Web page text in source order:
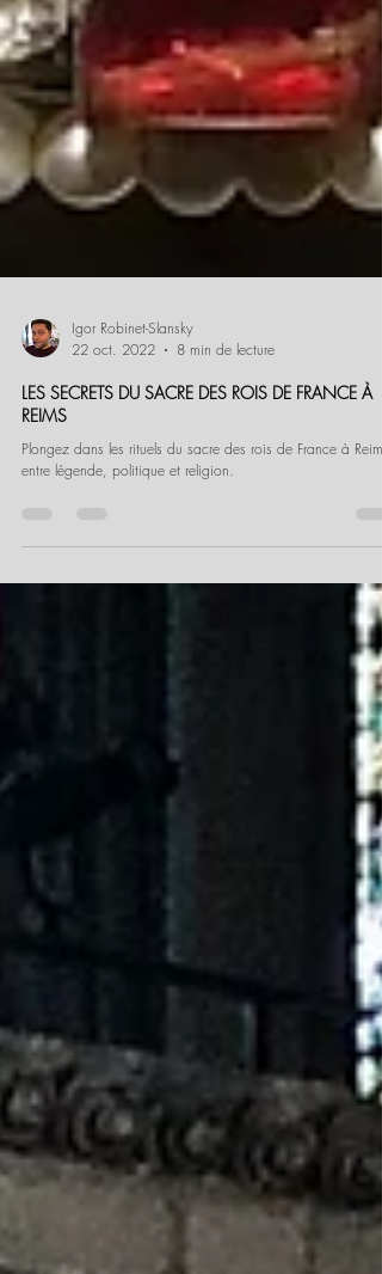
Igor Robinet-Slansky
22 oct. 2022
8 min de lecture
LES SECRETS DU SACRE DES ROIS DE FRANCE À
REIMS
Plongez dans les rituels du sacre des rois de France à